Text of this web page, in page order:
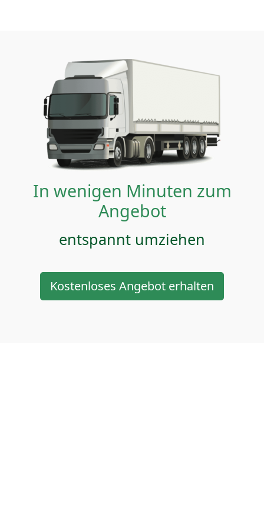
In wenigen Minuten zum
Angebot
entspannt umziehen
Kostenloses Angebot erhalten